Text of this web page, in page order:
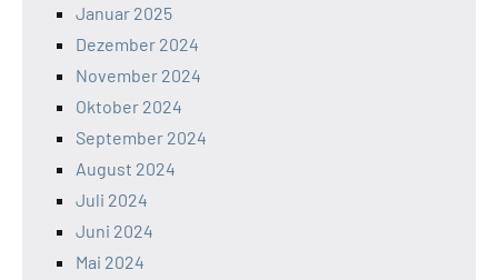
Januar 2025
Dezember 2024
November 2024
Oktober 2024
September 2024
August 2024
Juli 2024
Juni 2024
Mai 2024